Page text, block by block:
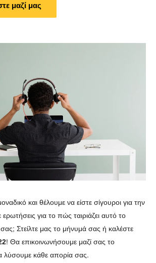
μαζί μας
και θέλουμε να είστε σίγουροι για την
για το πώς ταιριάζει αυτό το
Στείλτε μας το μήνυμά σας ή καλέστε
! Θα επικοινωνήσουμε μαζί σας το
λύσουμε κάθε απορία σας.